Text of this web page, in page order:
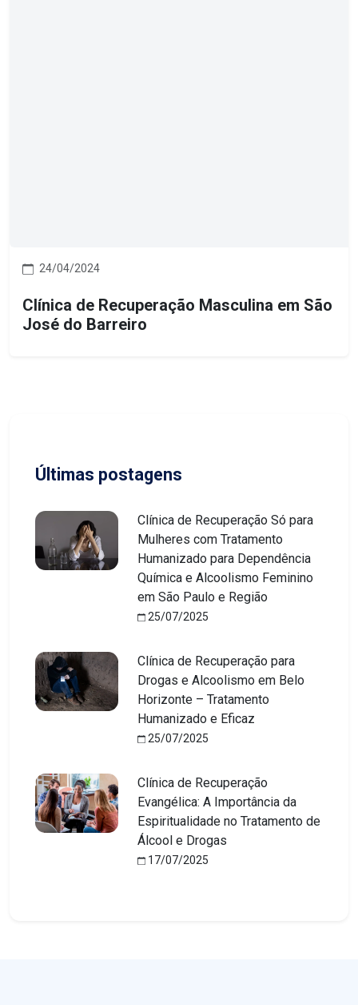
24/04/2024
Clínica de Recuperação Masculina em São
José do Barreiro
Últimas postagens
Clínica de Recuperação Só para
Mulheres com Tratamento
Humanizado para Dependência
Química e Alcoolismo Feminino
em São Paulo e Região
25/07/2025
Clínica de Recuperação para
Drogas e Alcoolismo em Belo
Horizonte – Tratamento
Humanizado e Eficaz
25/07/2025
Clínica de Recuperação
Evangélica: A Importância da
Espiritualidade no Tratamento de
Álcool e Drogas
17/07/2025